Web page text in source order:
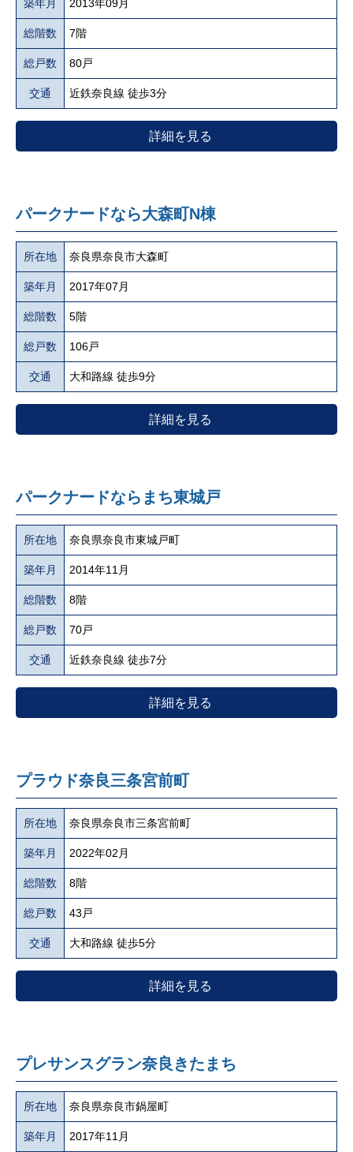
築年月 2013年09月
総階数 7階
総戸数 80戸
交通 近鉄奈良線 徒歩3分
詳細を見る
パークナードなら大森町N棟
所在地 奈良県奈良市大森町
築年月 2017年07月
総階数 5階
総戸数 106戸
交通 大和路線 徒歩9分
詳細を見る
パークナードならまち東城戸
所在地 奈良県奈良市東城戸町
築年月 2014年11月
総階数 8階
総戸数 70戸
交通 近鉄奈良線 徒歩7分
詳細を見る
プラウド奈良三条宮前町
所在地 奈良県奈良市三条宮前町
築年月 2022年02月
総階数 8階
総戸数 43戸
交通 大和路線 徒歩5分
詳細を見る
プレサンスグラン奈良きたまち
所在地 奈良県奈良市鍋屋町
築年月 2017年11月